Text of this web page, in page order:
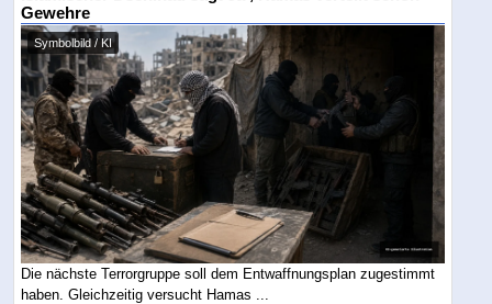
Gewehre
Symbolbild / KI
Die nächste Terrorgruppe soll dem Entwaffnungsplan zugestimmt
haben. Gleichzeitig versucht Hamas ...